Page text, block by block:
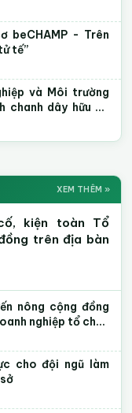
beCHAMP - Trên
tế”
và Môi trường
chanh dây hữu cơ
thảo · Phiên chợ
CNC
XEM THÊM »
kiện toàn Tổ
trên địa bàn
nông cộng đồng
nghiệp tổ chức
cho đội ngũ làm